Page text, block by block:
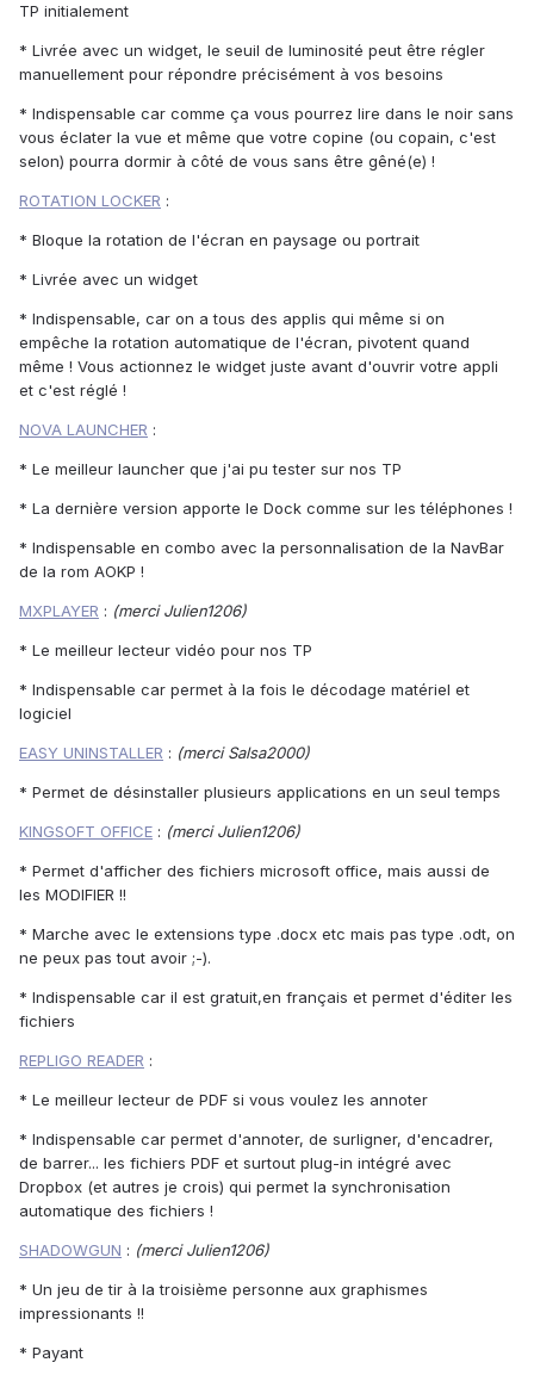
TP initialement
* Livrée avec un widget, le seuil de luminosité peut être régler
manuellement pour répondre précisément à vos besoins
* Indispensable car comme ça vous pourrez lire dans le noir sans
vous éclater la vue et même que votre copine (ou copain, c'est
selon) pourra dormir à côté de vous sans être gêné(e) !
ROTATION LOCKER :
* Bloque la rotation de l'écran en paysage ou portrait
* Livrée avec un widget
* Indispensable, car on a tous des applis qui même si on
empêche la rotation automatique de l'écran, pivotent quand
même ! Vous actionnez le widget juste avant d'ouvrir votre appli
et c'est réglé !
NOVA LAUNCHER :
* Le meilleur launcher que j'ai pu tester sur nos TP
* La dernière version apporte le Dock comme sur les téléphones !
* Indispensable en combo avec la personnalisation de la NavBar
de la rom AOKP !
MXPLAYER : (merci Julien1206)
* Le meilleur lecteur vidéo pour nos TP
* Indispensable car permet à la fois le décodage matériel et
logiciel
EASY UNINSTALLER : (merci Salsa2000)
* Permet de désinstaller plusieurs applications en un seul temps
KINGSOFT OFFICE : (merci Julien1206)
* Permet d'afficher des fichiers microsoft office, mais aussi de
les MODIFIER !!
* Marche avec le extensions type .docx etc mais pas type .odt, on
ne peux pas tout avoir ;-).
* Indispensable car il est gratuit,en français et permet d'éditer les
fichiers
REPLIGO READER :
* Le meilleur lecteur de PDF si vous voulez les annoter
* Indispensable car permet d'annoter, de surligner, d'encadrer,
de barrer... les fichiers PDF et surtout plug-in intégré avec
Dropbox (et autres je crois) qui permet la synchronisation
automatique des fichiers !
SHADOWGUN : (merci Julien1206)
* Un jeu de tir à la troisième personne aux graphismes
impressionants !!
* Payant